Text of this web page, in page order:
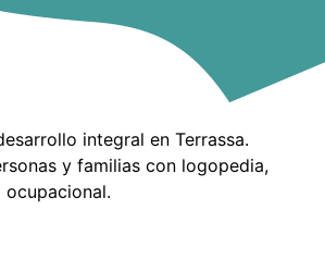
integral en Terrassa.
y familias con logopedia,